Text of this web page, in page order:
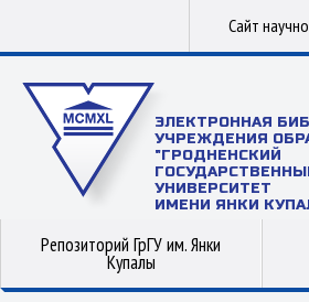
Сайт
ЭЛЕКТРОННАЯ
УЧРЕЖДЕНИЯ
"ГРОДНЕНСКИЙ
УНИВЕРСИТЕТ
ИМЕНИ ЯНКИ
Репозиторий ГрГУ им. Янки
Купалы